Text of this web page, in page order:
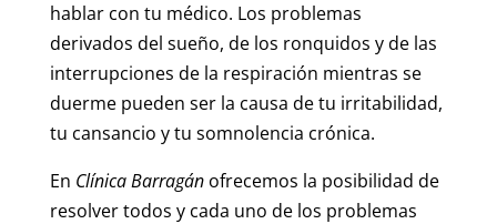
hablar con tu médico. Los problemas
derivados del sueño, de los ronquidos y de las
interrupciones de la respiración mientras se
duerme pueden ser la causa de tu irritabilidad,
tu cansancio y tu somnolencia crónica.
En Clínica Barragán ofrecemos la posibilidad de
resolver todos y cada uno de los problemas